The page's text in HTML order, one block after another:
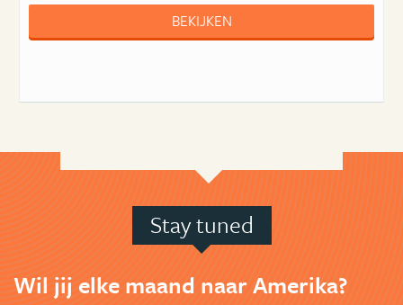
BEKIJKEN
Stay tuned
Wil jij elke maand naar Amerika?